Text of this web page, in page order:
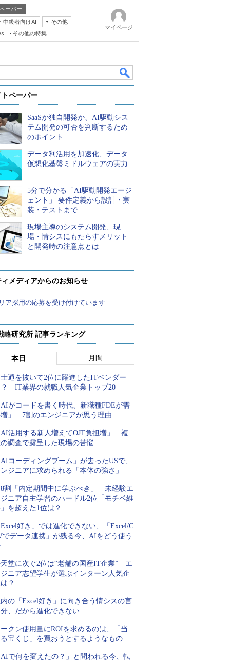
ーパー
中級者向けAI
その他
その他の特集
マイページ
ペーパー
SaaSか独自開発か、AI駆動シス
テム開発の可否を判断するため
のポイント
データ利活用を加速化、データ
仮想化基盤ミドルウェアの実力
5分で分かる「AI駆動開発エージ
ェント」 要件定義から設計・実
装・テストまで
現場主導のシステム開発、現
場・情シスにもたらすメリット
と開発時の注意点とは
メディアからのお知らせ
ア採用の応募を受け付けています
略研究所 記事ランキング
本日 月間
通を抜いて2位に躍進したITベンダー
IT業界の就職人気企業トップ20
がコードを書く時代、新職種FDEが需
」 7割のエンジニアが思う理由
活用する新人増えてOJT負担増」 複
調査で露呈した現場の苦悩
コーディングブーム」が去ったUSで、
ジニアに求められる「本体の強さ」
割「内定期間中に学ぶべき」 未経験エ
ニア自主学習のハードル2位「モチベ維
を超えた1位は？
好き」では進化できない、「Excel/C
でデータ連携」が残る今、AIをどう使う
堂に次ぐ2位は“老舗の国産IT企業” エ
ニア志望学生が選ぶインターン人気企
？
の「Excel好き」に向き合う情シスの言
、だから進化できない
クン使用量にROIを求めるのは、「当
宝くじ」を買おうとするようなもの
で何を変えたの？」と問われる今、転